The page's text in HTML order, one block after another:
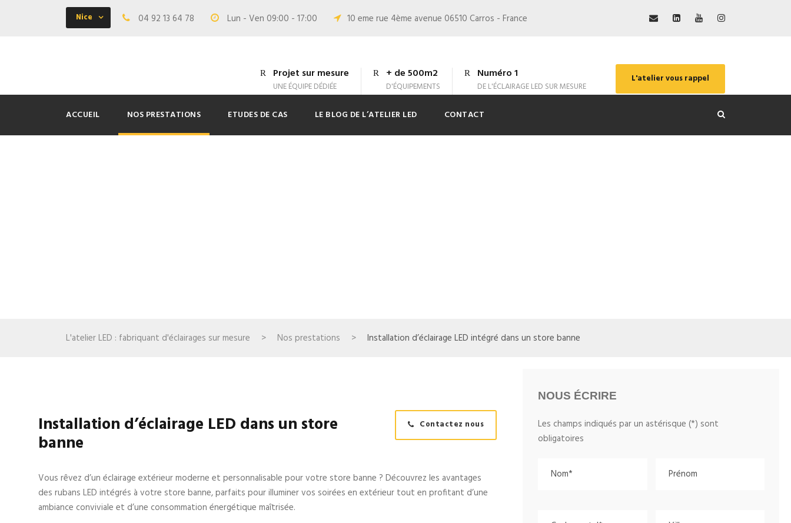
Nice 04 92 13 64 78 Lun - Ven 09:00 - 17:00 10 eme rue 4ème avenue 06510 Carros - France
Projet sur mesure
UNE ÉQUIPE DÉDIÉE
+ de 500m2
D'ÉQUIPEMENTS
Numéro 1
DE L'ÉCLAIRAGE LED SUR MESURE
L'atelier vous rappel
ACCUEIL NOS PRESTATIONS ETUDES DE CAS LE BLOG DE L’ATELIER LED CONTACT
L'atelier LED : fabriquant d'éclairages sur mesure > Nos prestations > Installation d’éclairage LED intégré dans un store banne
Installation d’éclairage LED dans un store
banne
Contactez nous
Vous rêvez d’un éclairage extérieur moderne et personnalisable pour votre store banne ? Découvrez les avantages
des rubans LED intégrés à votre store banne, parfaits pour illuminer vos soirées en extérieur tout en profitant d’une
ambiance conviviale et d’une consommation énergétique maîtrisée.
NOUS ÉCRIRE
Les champs indiqués par un astérisque (*) sont
obligatoires